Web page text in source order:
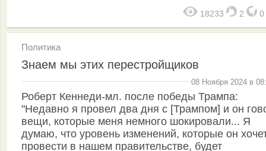
18233 2 0
Политика
Знаем мы этих перестройщиков
08 Ноября 2024 в
Роберт Кеннеди-мл. после победы Трампа:
"Недавно я провел два дня с [Трампом] и он
вещи, которые меня немного шокировали... Я
думаю, что уровень изменений, которые он
провести в нашем правительстве, будет